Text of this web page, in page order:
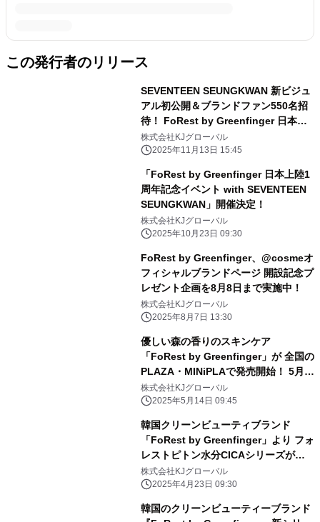
この発行者のリリース
SEVENTEEN SEUNGKWAN 新ビジュ
アル初公開＆ブランドファン550名招
待！ FoRest by Greenfinger 日本上
陸1周年記念オフラインイベント詳細
決定
株式会社KJグローバル
2025年11月13日 15:45
「FoRest by Greenfinger 日本上陸1
周年記念イベント with SEVENTEEN
SEUNGKWAN」開催決定！
株式会社KJグローバル
2025年10月23日 09:30
FoRest by Greenfinger、@cosmeオ
フィシャルブランドページ 開設記念プ
レゼント企画を8月8日まで実施中！
株式会社KJグローバル
2025年8月7日 13:30
優しい森の香りのスキンケア
「FoRest by Greenfinger」が 全国の
PLAZA・MINiPLAで発売開始！ 5月
15日より購入特典イベント開催！
株式会社KJグローバル
2025年5月14日 09:45
韓国クリーンビューティブランド
「FoRest by Greenfinger」より フォ
レストピトン水分CICAシリーズがハ
ンズで発売！ 4月25日より購入特典イ
ベント開催！
株式会社KJグローバル
2025年4月23日 09:30
韓国のクリーンビューティーブランド